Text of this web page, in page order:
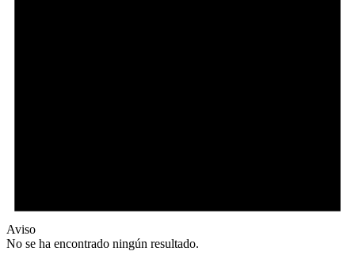
Aviso
No se ha encontrado ningún resultado.